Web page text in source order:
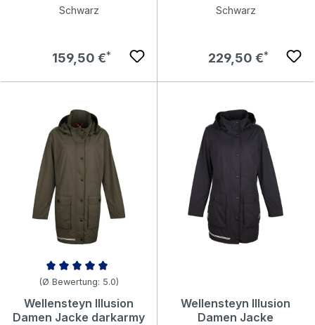
Schwarz
Regulärer Preis:
159,50 €
Schwarz
Regulärer Preis:
229,50 €
Durchschnittliche Bewertung von 5 von 5 Sternen
(Ø Bewertung: 5.0)
Wellensteyn Illusion
Damen Jacke darkarmy
Wellensteyn Illusion
Damen Jacke